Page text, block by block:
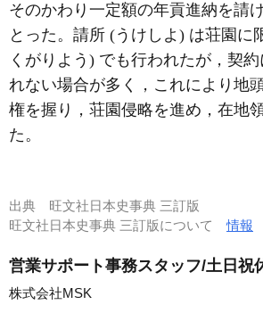
そのかわり一定額の年貢進納を請
とった。請所 (うけしよ) は荘園に
くがりよう) でも行われたが，契
れない場合が多く，これにより地
権を握り，荘園侵略を進め，在地
た。
出典 旺文社日本史事典 三訂版
旺文社日本史事典 三訂版について情報
営業サポート事務スタッフ/土日祝
株式会社MSK